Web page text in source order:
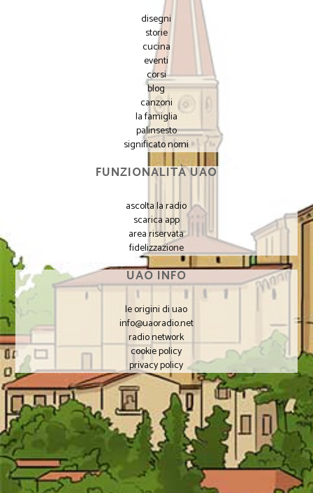
disegni
storie
cucina
eventi
corsi
blog
canzoni
la famiglia
palinsesto
significato nomi
FUNZIONALITÀ UAO
ascolta la radio
scarica app
area riservata
fidelizzazione
UAO INFO
le origini di uao
info@uaoradio.net
radio network
cookie policy
privacy policy